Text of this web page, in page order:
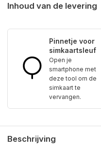
Inhoud van de levering
Pinnetje voor
simkaartsleuf
Open je
smartphone met
deze tool om de
simkaart te
vervangen.
Beschrijving